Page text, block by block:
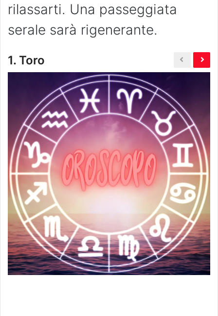
rilassarti. Una passeggiata
serale sarà rigenerante.
1. Toro